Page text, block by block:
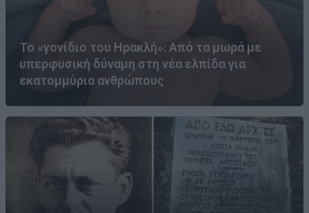
Το «γονίδιο του Ηρακλή»: Από τα μωρά με
υπερφυσική δύναμη στη νέα ελπίδα για
εκατομμύρια ανθρώπους